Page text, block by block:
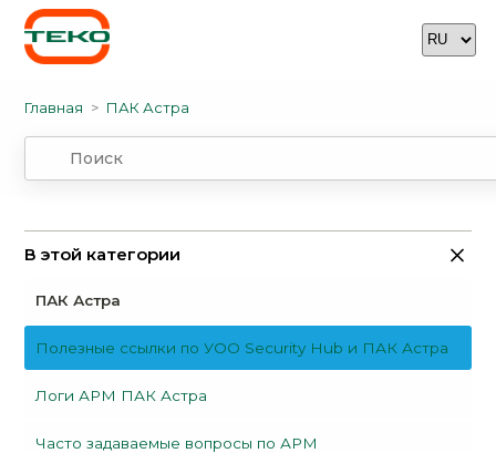
Главная ПАК Астра
В этой категории
ПАК Астра
Полезные ссылки по УОО Security Hub и ПАК Астра
Логи АРМ ПАК Астра
Часто задаваемые вопросы по АРМ